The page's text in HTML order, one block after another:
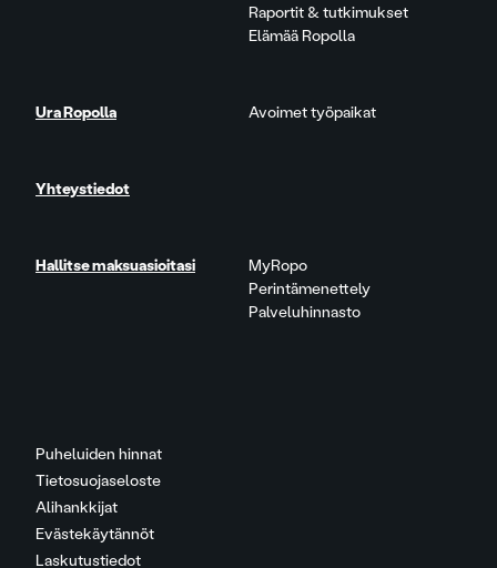
Puheluiden hinnat
Tietosuojaseloste
Alihankkijat
Evästekäytännöt
Laskutustiedot
Raportit & tutkimukset
Elämää Ropolla
Ura Ropolla Avoimet työpaikat
Yhteystiedot
Hallitse maksuasioitasi
MyRopo
Perintämenettely
Palveluhinnasto